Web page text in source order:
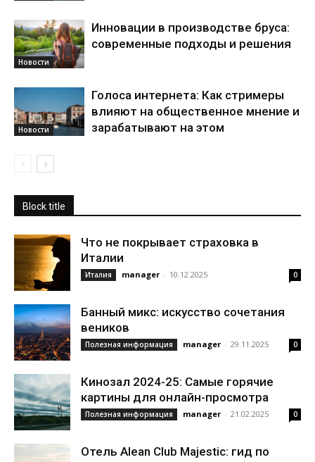
Новости
Инновации в производстве бруса:
современные подходы и решения
Новости
Голоса интернета: Как стримеры
влияют на общественное мнение и
зарабатывают на этом
Block title
Что не покрывает страховка в
Италии
Италия manager - 10.12.2025 0
Банный микс: искусство сочетания
веников
Полезная информация manager - 29.11.2025 0
Кинозал 2024-25: Самые горячие
картины для онлайн-просмотра
Полезная информация manager - 21.02.2025 0
Отель Alean Club Majestic: гид по